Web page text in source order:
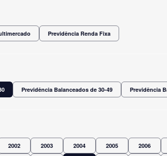
Previdência Renda Fixa
Previdência Balanceados de 30-49 Previdência
2002 2003 2004 2005 2006